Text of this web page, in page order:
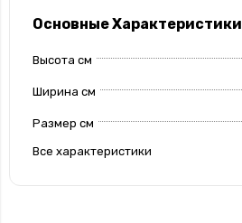
Основные Характеристики
Высота см
Ширина см
Размер см
Все характеристики